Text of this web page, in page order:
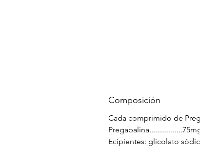
Composición
Cada comprimido de
Ecipientes: glicolato